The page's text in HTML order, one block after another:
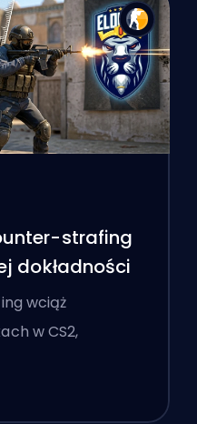
strafing
dokładności
wciąż
w CS2,